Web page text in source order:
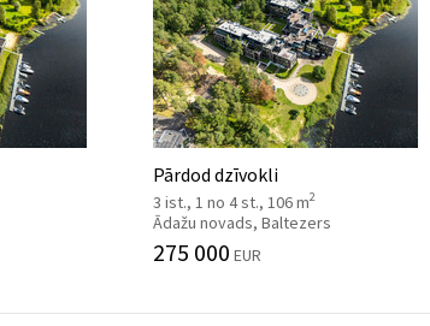
Pārdod dzīvokli
3 ist., 1 no 4 st., 106 m2
Ādažu novads, Baltezers
275 000 EUR